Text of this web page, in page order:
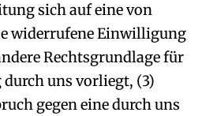
sich auf eine von
widerrufene Einwilligung
Rechtsgrundlage für
uns vorliegt, (3)
gegen eine durch uns